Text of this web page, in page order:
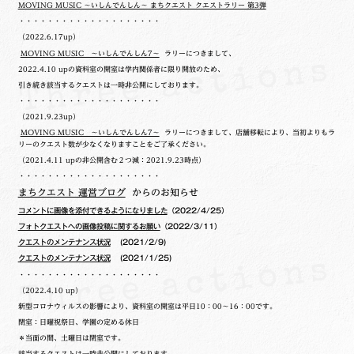
MOVING MUSIC ～いしんでんしん～ まちクエスト クエストラリー 第3弾
・・・・・・・・・・・・・・・・・・・・
（2022.6.17up）
MOVING MUSIC ～いしんでんしん7～ ラリーにつきまして、
2022.4.10 upの資料室の開室は学内関係者に限り開放のため、
引き続き該当するクエストは一時非公開にしております。
・・・・・・・・・・・・・・・・・・・・
（2021.9.23up）
MOVING MUSIC ～いしんでんしん7～ ラリーにつきまして、店舗移転により、当初よりもラ
リーのクエスト数が少なくなりますことをご了承ください。
（2021.4.11 upの非公開含む２つ減：2021.9.23時点）
・・・・・・・・・・・・・・・・・・・・
まちクエスト 運営ブログからのお知らせ
コメントに画像を添付できるようになりました（2022/4/25）
フォトクエストへの画像投稿に関するお願い（2022/3/11）
クエストのメンテナンス状況(2021/2/9)
クエストのメンテナンス状況(2021/1/25)
・・・・・・・・・・・・・・・・・・・・
（2022.4.10 up）
新型コロナウィルスの影響により、資料室の開室は平日10：00～16：00です。
閉室：日曜祝祭日、学園の定める休日
＊当面の間、土曜日は閉室です。